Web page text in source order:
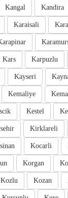
Kandira
Kangal
Karaisali
Karpuzlu
Kars
Kayseri
Kemaliye
Kestel
Kirklareli
Kocarli
Korgan
Kozan
Kozlu